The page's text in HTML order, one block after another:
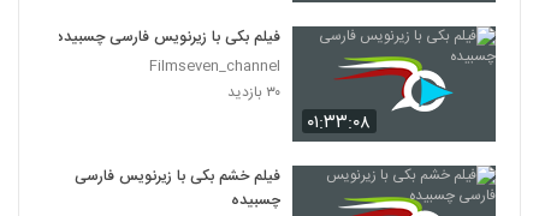
۰۱:۳۳:۰۸
فیلم بکی با زیرنویس فارسی چسبیده
Filmseven_channel
۳۰ بازدید
فیلم خشم بکی با زیرنویس فارسی
چسبیده